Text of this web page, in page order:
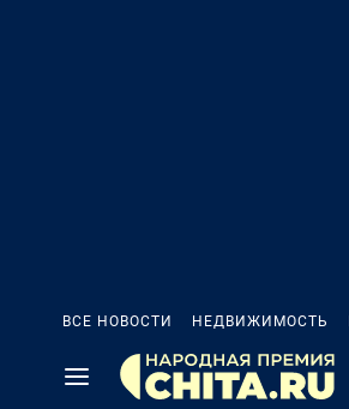
ВСЕ НОВОСТИ НЕДВИЖИМОСТЬ